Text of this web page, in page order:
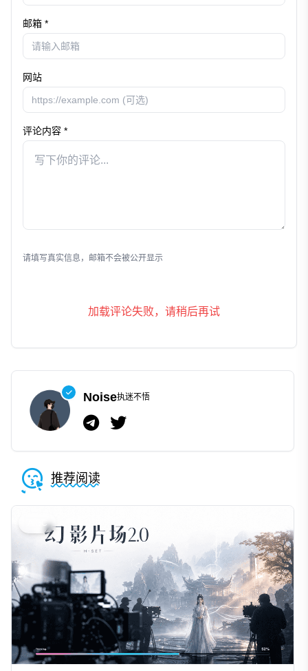
邮箱 *
网站
评论内容 *
请填写真实信息，邮箱不会被公开显示
加载评论失败，请稍后再试
Noise执迷不悟
推荐阅读
AIGC